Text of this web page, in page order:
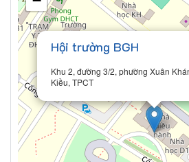
Hội trường BGH
Khu 2, đường 3/2, phường Xuân
Kiều, TPCT